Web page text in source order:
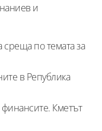
и
по темата за
в Република
Кметът